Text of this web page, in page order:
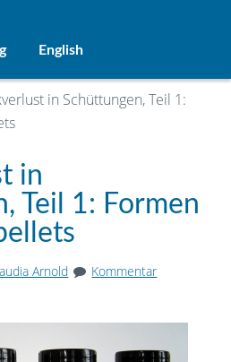
English
in Schüttungen, Teil 1:
in
Teil 1: Formen
Arnold
Kommentar